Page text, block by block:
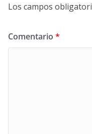
Los campos
Comentario *